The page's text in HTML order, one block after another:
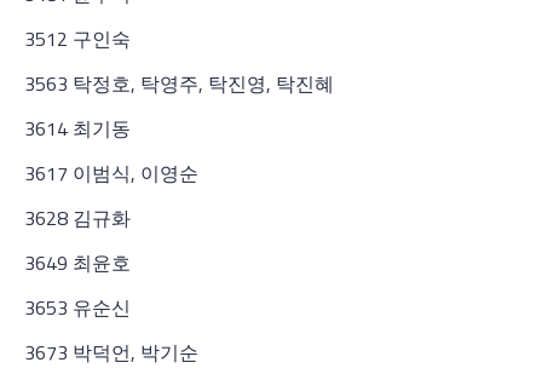
3512 구인숙
3563 탁정호, 탁영주, 탁진영, 탁진혜
3614 최기동
3617 이범식, 이영순
3628 김규화
3649 최윤호
3653 유순신
3673 박덕언, 박기순